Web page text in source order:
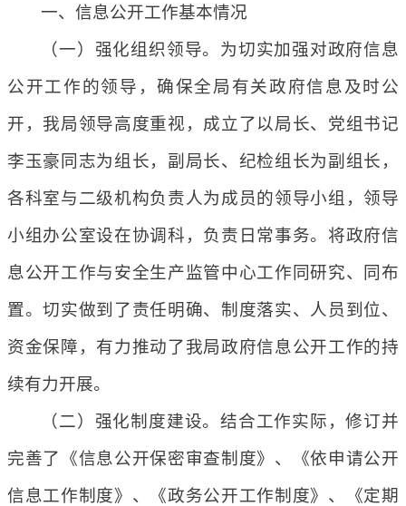
一、信息公开工作基本情况
（一）强化组织领导。为切实加强对政府信息
公开工作的领导，确保全局有关政府信息及时公
开，我局领导高度重视，成立了以局长、党组书记
李玉豪同志为组长，副局长、纪检组长为副组长，
各科室与二级机构负责人为成员的领导小组，领导
小组办公室设在协调科，负责日常事务。将政府信
息公开工作与安全生产监管中心工作同研究、同布
置。切实做到了责任明确、制度落实、人员到位、
资金保障，有力推动了我局政府信息公开工作的持
续有力开展。
（二）强化制度建设。结合工作实际，修订并
完善了《信息公开保密审查制度》、《依申请公开
信息工作制度》、《政务公开工作制度》、《定期